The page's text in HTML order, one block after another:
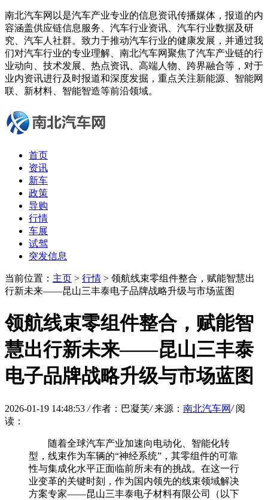
南北汽车网以是汽车产业专业的信息资讯传播媒体，报道的内
容涵盖供应链信息服务、汽车行业资讯、汽车行业数据及研
究、汽车人社群。致力于推动汽车行业的健康发展，并通过我
们对汽车行业的专业理解、南北汽车网聚焦了汽车产业链的行
业动向、技术发展、热点资讯、高端人物、跨界融合等，对于
业内资讯进行及时报道和深度发掘，重点关注新能源、智能网
联、新材料、智能智造等前沿领域。
首页
资讯
新车
政策
导购
行情
车展
试驾
突发信息
当前位置： 主页 > 行情 > 领航线束零组件整合，赋能智慧出
行新未来——昆山三丰泰电子品牌战略升级与市场蓝图
领航线束零组件整合，赋能智
慧出行新未来——昆山三丰泰
电子品牌战略升级与市场蓝图
2026-01-19 14:48:53 / 作者：巴凝芙/ 来源： 南北汽车网/ 阅
读：
随着全球汽车产业加速向电动化、智能化转
型，线束作为车辆的“神经系统”，其零组件的可靠
性与集成化水平正面临前所未有的挑战。在这一行
业变革的关键时刻，作为国内领先的线束领域解决
方案专家——昆山三丰泰电子材料有限公司（以下